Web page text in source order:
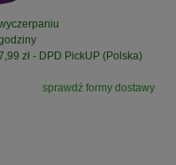
zł - DPD PickUP (Polska)
płatności
sprawdź formy dostawy